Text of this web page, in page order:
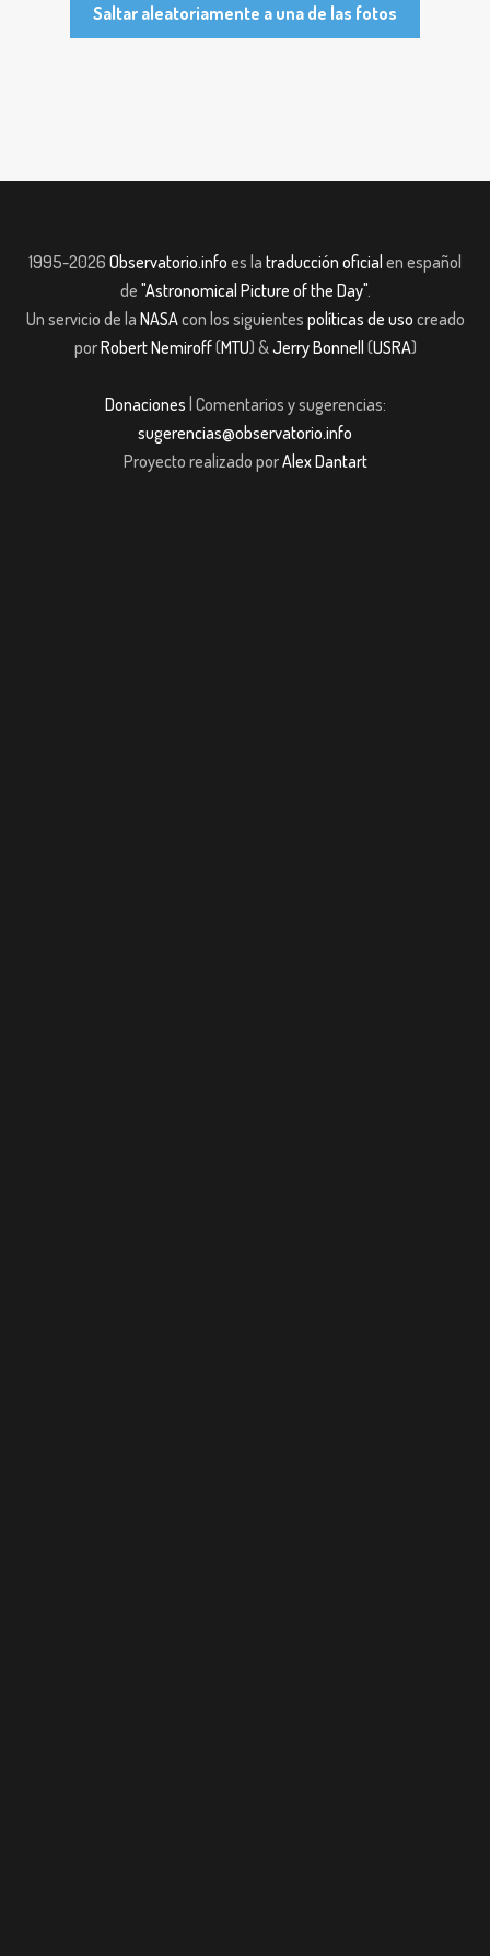
Saltar aleatoriamente a una de las fotos
1995-2026 Observatorio.info es la traducción oficial en español
de "Astronomical Picture of the Day".
Un servicio de la NASAcon los siguientes políticas de uso creado
porRobert Nemiroff(MTU) &Jerry Bonnell (USRA)
Donaciones | Comentarios y sugerencias:
sugerencias@observatorio.info
Proyecto realizado porAlex Dantart